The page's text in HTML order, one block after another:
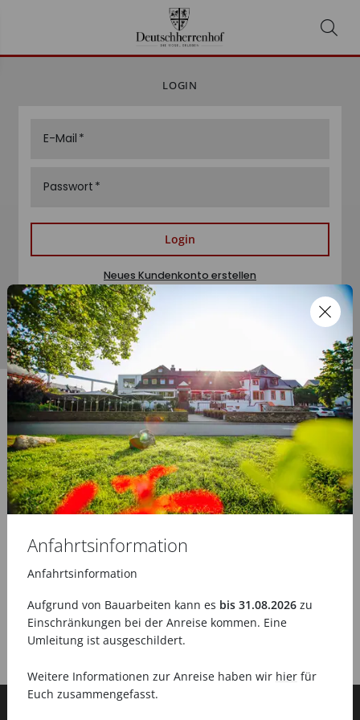
LOGIN
E-Mail
Passwort
Login
Neues Kundenkonto erstellen
Passwort zurücksetzen
Anfahrtsinformation
Anfahrtsinformation
Aufgrund von Bauarbeiten kann es bis 31.08.2026zu
Einschränkungen bei der Anreise kommen. Eine
Umleitung ist ausgeschildert.
Weitere Informationen zur Anreise haben wir hierfür
Euch zusammengefasst.